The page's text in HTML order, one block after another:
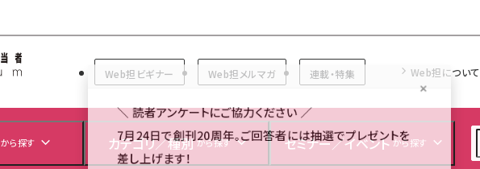
Web担当者Forum
Web担ビギナー Web担メルマガ 連載・特集 Web担について
から探す カテゴリ／種別 から探す セミナー／イベント から探す
＼ 読者アンケートにご協力ください ／
7月24日で創刊20周年。ご回答者には抽選でプレゼントを
差し上げます！